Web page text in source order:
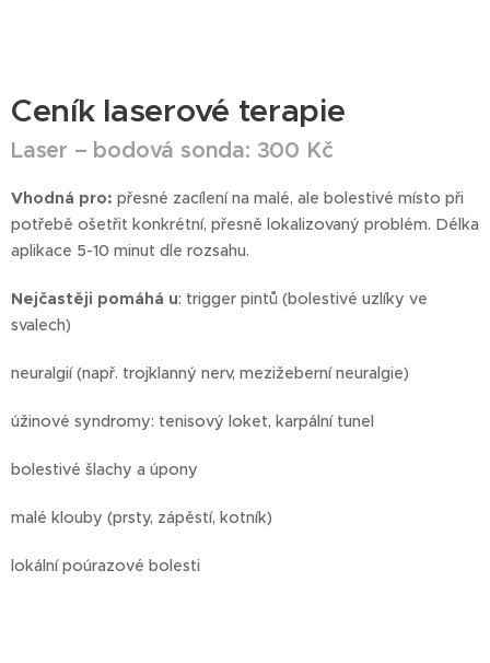
Ceník laserové terapie
Laser – bodová sonda: 300 Kč
Vhodná pro: přesné zacílení na malé, ale bolestivé místo při
potřebě ošetřit konkrétní, přesně lokalizovaný problém. Délka
aplikace 5-10 minut dle rozsahu.
Nejčastěji pomáhá u: trigger pintů (bolestivé uzlíky ve
svalech)
neuralgií (např. trojklanný nerv, mezižeberní neuralgie)
úžinové syndromy: tenisový loket, karpální tunel
bolestivé šlachy a úpony
malé klouby (prsty, zápěstí, kotník)
lokální poúrazové bolesti